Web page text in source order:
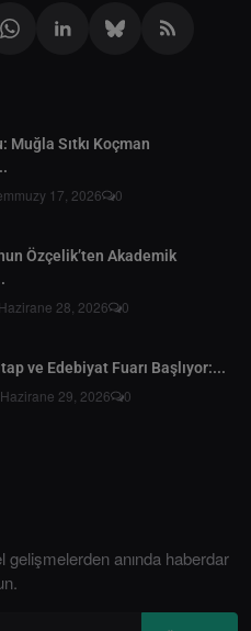
Muğla Sıtkı Koçman
17, 2026 0
Özçelik’ten Akademik
28, 2026 0
ve Edebiyat Fuarı Başlıyor:...
29, 2026 0
anında haberdar